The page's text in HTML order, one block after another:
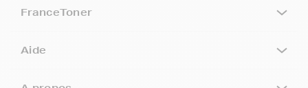
FranceToner
Aide